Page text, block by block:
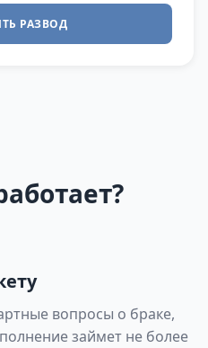
РАЗВОД
вопросы о браке,
займет не более